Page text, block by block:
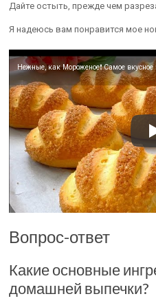
Дайте остыть, прежде чем
Я надеюсь вам понравится мое
Вопрос-ответ
Какие основные
домашней выпечки?